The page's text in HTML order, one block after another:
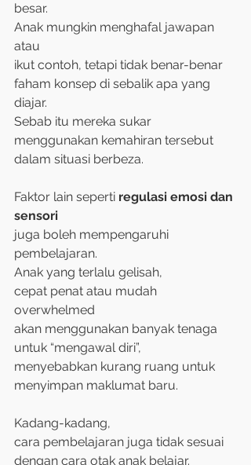
besar.
Anak mungkin menghafal jawapan
atau
ikut contoh, tetapi tidak benar-benar
faham konsep di sebalik apa yang
diajar.
Sebab itu mereka sukar
menggunakan kemahiran tersebut
dalam situasi berbeza.
Faktor lain seperti regulasi emosi dan
sensori
juga boleh mempengaruhi
pembelajaran.
Anak yang terlalu gelisah,
cepat penat atau mudah
overwhelmed
akan menggunakan banyak tenaga
untuk “mengawal diri”,
menyebabkan kurang ruang untuk
menyimpan maklumat baru.
Kadang-kadang,
cara pembelajaran juga tidak sesuai
dengan cara otak anak belajar.